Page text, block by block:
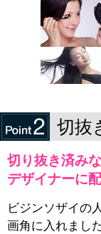
切抜
切り抜き済みな
デザイナーに
ビジンソザイの
画角に入れまし